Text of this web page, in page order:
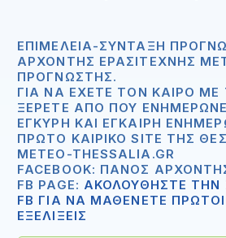
ΕΠΙΜΈΛΕΙΑ-ΣΎΝΤΑΞΗ
ΑΡΧΟΝΤΉΣ ΕΡΑΣΙΤΈΧΝΗΣ
ΠΡΟΓΝΏΣΤΗΣ.
ΓΙΑ ΝΑ ΈΧΕΤΕ ΤΟΝ ΚΑΙΡΌ
ΞΈΡΕΤΕ ΑΠΟ ΠΟΥ
ΈΓΚΥΡΗ ΚΑΙ ΈΓΚΑΙΡΗ
ΠΡΏΤΟ ΚΑΙΡΙΚΌ SITE ΤΗΣ
METEO-THESSALIA.GR
FACEBOOK: ΠΆΝΟΣ
FB PAGE: ΑΚΟΛΟΥΘΗΣΤΕ ΤΗΝ
FB ΓΙΑ ΝΑ ΜΑΘΕΝΕΤΕ ΠΡΩΤΟΙ
ΕΞΕΛΙΞΕΙΣ